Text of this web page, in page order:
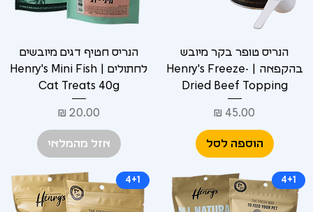
הנריס טופר בקר מיובש
בהקפאה | Henry's Freeze-
Dried Beef Topping
מחיר
הוספה לסל
הנריס חטיף דגים מיובשים
לחתולים | Henry's Mini Fish
Cat Treats 40g
מחיר
אזל מהמלאי
4+1
4+1